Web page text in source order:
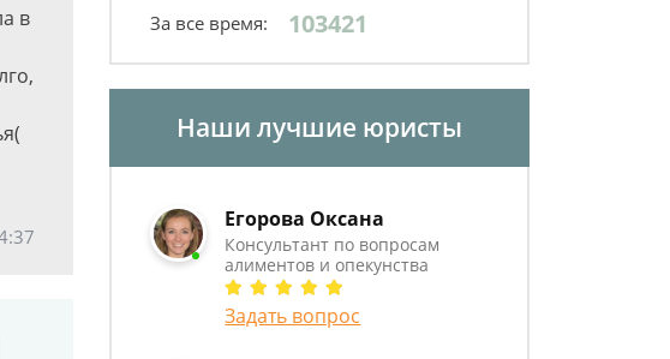
в
За все время: 103421
Наши лучшие юристы
Егорова Оксана
Консультант по вопросам
алиментов и опекунства
Задать вопрос